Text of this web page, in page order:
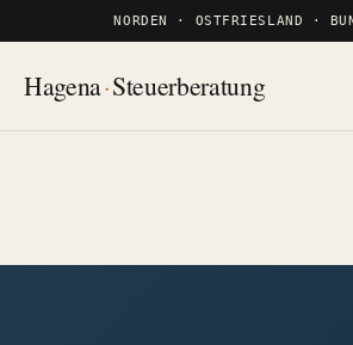
Zum Inhalt springenNORDEN · OSTFRIESLAND ·
Hagena·Steuerberatung